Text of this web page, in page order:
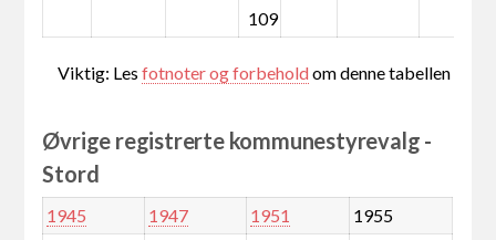
109
Viktig: Lesfotnoter og forbeholdom denne tabellen
Øvrige registrerte kommunestyrevalg -
Stord
1945 1947 1951
1955